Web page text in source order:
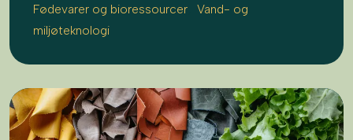
Fødevarer og bioressourcer
Vand- og
miljøteknologi